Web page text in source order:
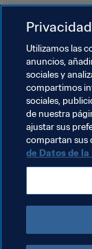
oceánica
isla de
Temas
New
Tonga
Privacidad
Utilizamos las
anuncios,
sociales y
compartimos
sociales,
de nuestra
ajustar sus
compartan sus
de Datos de la